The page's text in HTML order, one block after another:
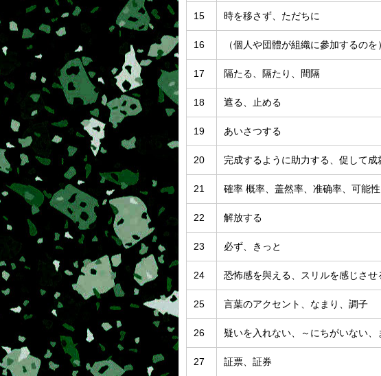
15 時を移さず、ただちに
16 （個人や団體が組織に參加するの
17 隔たる、隔たり、間隔
18 遮る、止める
19 あいさつする
20 完成するように助力する、促して成
21 確率 概率、盖然率、准确率、可能
22 解放する
23 必ず、きっと
24 恐怖感を與える、スリルを感じさせ
25 言葉のアクセント、なまり、調子
26 疑いを入れない、～にちがいない、
27 証票、証券